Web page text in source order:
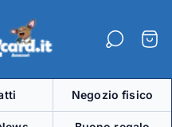
del
Negozio fisico